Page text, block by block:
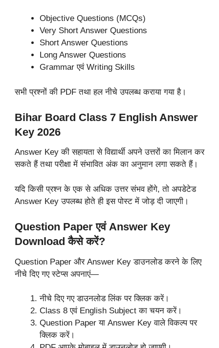
Objective Questions (MCQs)
Very Short Answer Questions
Short Answer Questions
Long Answer Questions
Grammar एवं Writing Skills
सभी प्रश्नों की PDF तथा हल नीचे उपलब्ध कराया गया है।
Bihar Board Class 7 English Answer
Key 2026
Answer Key की सहायता से विद्यार्थी अपने उत्तरों का मिलान कर
सकते हैं तथा परीक्षा में संभावित अंक का अनुमान लगा सकते हैं।
यदि किसी प्रश्न के एक से अधिक उत्तर संभव होंगे, तो अपडेटेड
Answer Key उपलब्ध होते ही इस पोस्ट में जोड़ दी जाएगी।
Question Paper एवं Answer Key
Download कैसे करें?
Question Paper और Answer Key डाउनलोड करने के लिए
नीचे दिए गए स्टेप्स अपनाएं—
नीचे दिए गए डाउनलोड लिंक पर क्लिक करें।
Class 8 एवं English Subject का चयन करें।
Question Paper या Answer Key वाले विकल्प पर
क्लिक करें।